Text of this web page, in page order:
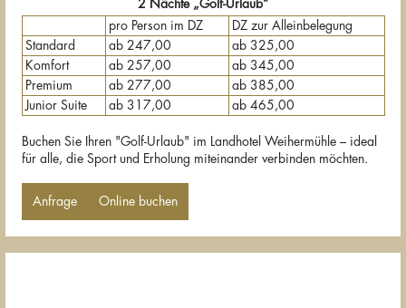
2 Nächte „Golf-Urlaub“
pro Person im DZ
DZ zur Alleinbelegung
Standard
ab 247,00
ab 325,00
Komfort
ab 257,00
ab 345,00
Premium
ab 277,00
ab 385,00
Junior Suite
ab 317,00 ab 465,00
Buchen Sie Ihren "Golf-Urlaub" im Landhotel Weihermühle – ideal
für alle, die Sport und Erholung miteinander verbinden möchten.
Anfrage Online buchen